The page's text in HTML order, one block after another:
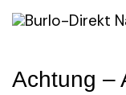
to
Achtung –